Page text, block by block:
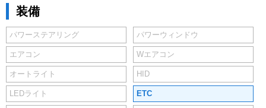
装備
パワーステアリング パワーウィンドウ
エアコン Wエアコン
オートライト HID
LEDライト ETC